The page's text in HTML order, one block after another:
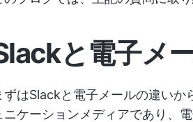
と電子メ
ずはSlackと電子メールの違いか
ニケーションメディアであり、